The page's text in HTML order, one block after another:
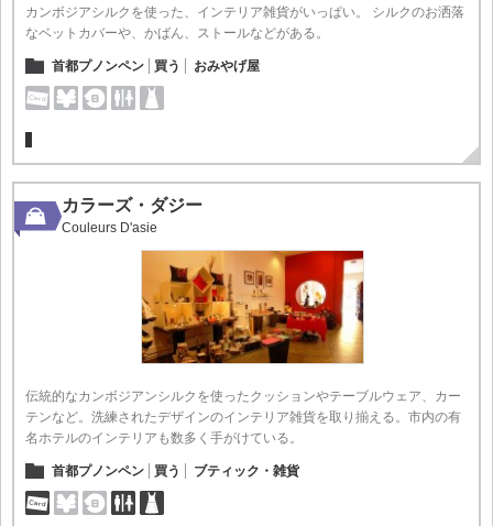
カンボジアシルクを使った、インテリア雑貨がいっぱい。 シルクのお洒落
なベットカバーや、かばん、ストールなどがある。
首都プノンペン 買う おみやげ屋
カラーズ・ダジー
Couleurs D'asie
伝統的なカンボジアンシルクを使ったクッションやテーブルウェア、カー
テンなど。洗練されたデザインのインテリア雑貨を取り揃える。市内の有
名ホテルのインテリアも数多く手がけている。
首都プノンペン 買う ブティック・雑貨